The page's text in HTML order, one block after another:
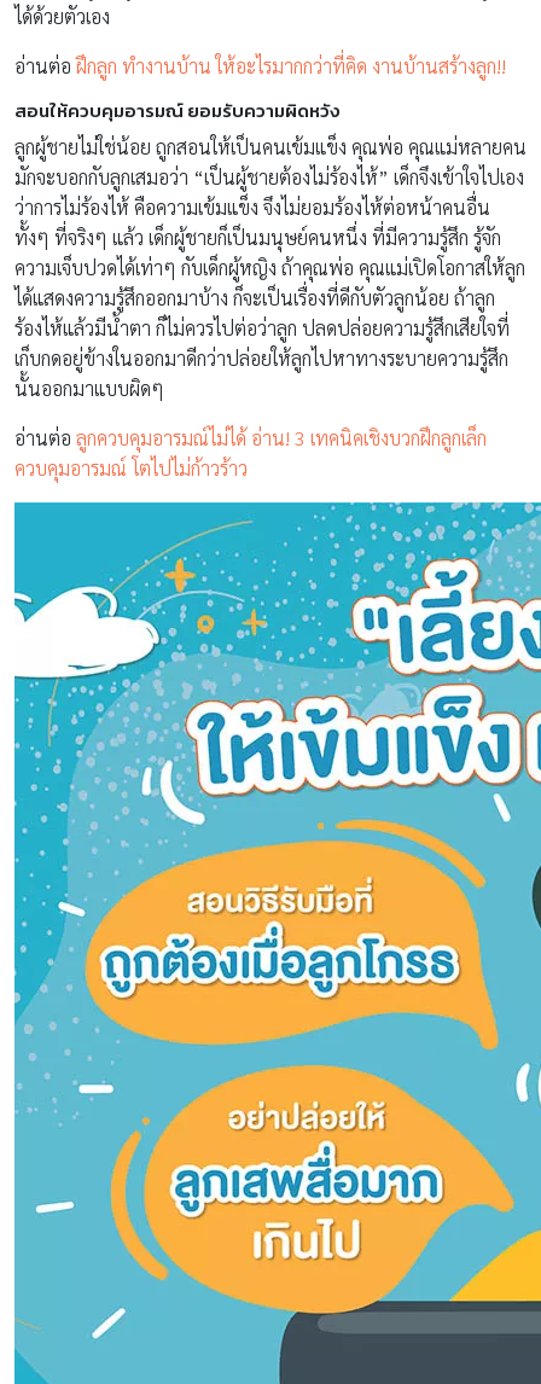
ได้ด้วยตัวเอง
อ่านต่อฝึกลูก ทำงานบ้าน ให้อะไรมากกว่าที่คิด งานบ้านสร้างลูก!!
สอนให้ควบคุมอารมณ์ ยอมรับความผิดหวัง
ลูกผู้ชายไม่ใช่น้อย ถูกสอนให้เป็นคนเข้มแข็ง คุณพ่อ คุณแม่หลายคน
มักจะบอกกับลูกเสมอว่า “เป็นผู้ชายต้องไม่ร้องไห้” เด็กจึงเข้าใจไปเอง
ว่าการไม่ร้องไห้ คือความเข้มแข็ง จึงไม่ยอมร้องไห้ต่อหน้าคนอื่น
ทั้งๆ ที่จริงๆ แล้ว เด็กผู้ชายก็เป็นมนุษย์คนหนึ่ง ที่มีความรู้สึก รู้จัก
ความเจ็บปวดได้เท่าๆ กับเด็กผู้หญิง ถ้าคุณพ่อ คุณแม่เปิดโอกาสให้ลูก
ได้แสดงความรู้สึกออกมาบ้าง ก็จะเป็นเรื่องที่ดีกับตัวลูกน้อย ถ้าลูก
ร้องไห้แล้วมีน้ำตา ก็ไม่ควรไปต่อว่าลูก ปลดปล่อยความรู้สึกเสียใจที่
เก็บกดอยู่ข้างในออกมาดีกว่าปล่อยให้ลูกไปหาทางระบายความรู้สึก
นั้นออกมาแบบผิดๆ
อ่านต่อ ลูกควบคุมอารมณ์ไม่ได้ อ่าน! 3 เทคนิคเชิงบวกฝึกลูกเล็ก
ควบคุมอารมณ์ โตไปไม่ก้าวร้าว